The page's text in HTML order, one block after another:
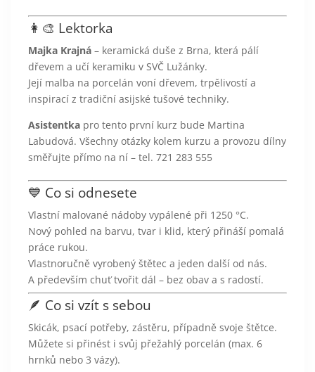
👩‍🎨 Lektorka
Majka Krajná – keramická duše z Brna, která pálí
dřevem a učí keramiku v SVČ Lužánky.
Její malba na porcelán voní dřevem, trpělivostí a
inspirací z tradiční asijské tušové techniky.
Asistentka pro tento první kurz bude Martina
Labudová. Všechny otázky kolem kurzu a provozu dílny
směřujte přímo na ní – tel. 721 283 555
💙 Co si odnesete
Vlastní malované nádoby vypálené při 1250 °C.
Nový pohled na barvu, tvar i klid, který přináší pomalá
práce rukou.
Vlastnoručně vyrobený štětec a jeden další od nás.
A především chuť tvořit dál – bez obav a s radostí.
🪶 Co si vzít s sebou
Skicák, psací potřeby, zástěru, případně svoje štětce.
Můžete si přinést i svůj přežahlý porcelán (max. 6
hrnků nebo 3 vázy).